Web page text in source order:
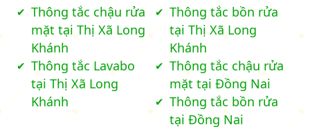
Thông tắc chậu rửa
mặt tại Thị Xã Long
Khánh
Thông tắc bồn rửa
tại Thị Xã Long
Khánh
Thông tắc Lavabo
tại Thị Xã Long
Khánh
Thông tắc chậu rửa
mặt tại Đồng Nai
Thông tắc bồn rửa
tại Đồng Nai